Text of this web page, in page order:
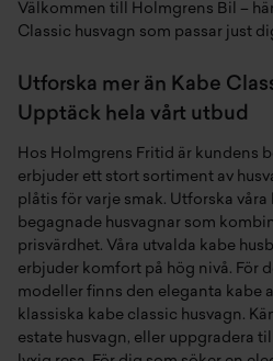
Välkommen till Holmgrens Bil –
Classic husvagn som passar just
Utforska mer än Kabe
Upptäck hela vårt utbud
Hos Holmgrens Fritid är kundens
erbjuder ett stort sortiment av
plåtis för varje smak. Utforska våra
begagnade husvagnar som
prisvärdhet. Våra utvalda kabe
erbjuder komfort på hög nivå. För
modeller finns den eleganta kabe
klassiska kabe classic husvagn .
estate husvagn , eller uppgradera